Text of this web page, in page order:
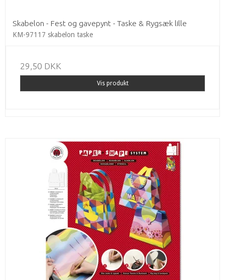
Skabelon - Fest og gavepynt - Taske & Rygsæk lille
KM-97117 skabelon taske
29,50 DKK
Vis produkt